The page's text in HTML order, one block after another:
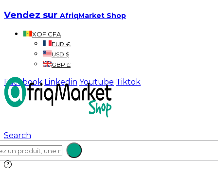
Vendez sur AfriqMarket Shop
XOF CFA
EUR €
USD $
GBP £
Facebook Linkedin Youtube Tiktok
Search